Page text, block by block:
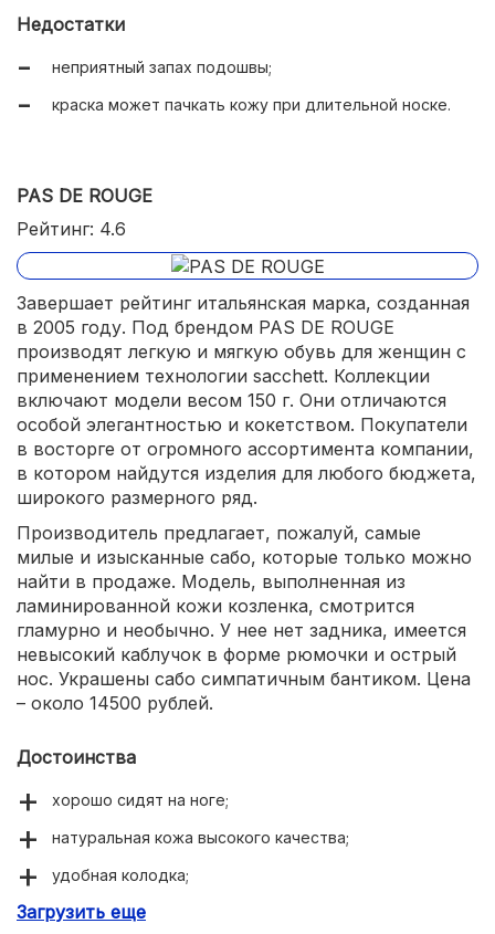
Недостатки
неприятный запах подошвы;
краска может пачкать кожу при длительной носке.
PAS DE ROUGE
Рейтинг: 4.6
Завершает рейтинг итальянская марка, созданная
в 2005 году. Под брендом PAS DE ROUGE
производят легкую и мягкую обувь для женщин с
применением технологии sacchett. Коллекции
включают модели весом 150 г. Они отличаются
особой элегантностью и кокетством. Покупатели
в восторге от огромного ассортимента компании,
в котором найдутся изделия для любого бюджета,
широкого размерного ряд.
Производитель предлагает, пожалуй, самые
милые и изысканные сабо, которые только можно
найти в продаже. Модель, выполненная из
ламинированной кожи козленка, смотрится
гламурно и необычно. У нее нет задника, имеется
невысокий каблучок в форме рюмочки и острый
нос. Украшены сабо симпатичным бантиком. Цена
– около 14500 рублей.
Достоинства
хорошо сидят на ноге;
натуральная кожа высокого качества;
удобная колодка;
большой размерный ряд.
Загрузить еще